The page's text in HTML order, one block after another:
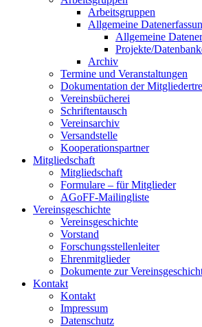
Arbeitsgruppen
Allgemeine
Allgemeine
Projekte/
Archiv
Termine und Veranstaltungen
Dokumentation der
Vereinsbücherei
Schriftentausch
Vereinsarchiv
Versandstelle
Kooperationspartner
Mitgliedschaft
Mitgliedschaft
Formulare – für Mitglieder
AGoFF-Mailingliste
Vereinsgeschichte
Vereinsgeschichte
Vorstand
Forschungsstellenleiter
Ehrenmitglieder
Dokumente zur
Kontakt
Kontakt
Impressum
Datenschutz